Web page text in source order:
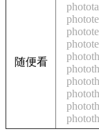
随便看